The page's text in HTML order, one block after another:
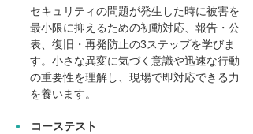
セキュリティの問題が発生した時に被害を
最小限に抑えるための初動対応、報告・公
表、復旧・再発防止の3ステップを学びま
す。小さな異変に気づく意識や迅速な行動
の重要性を理解し、現場で即対応できる力
を養います。
コーステスト